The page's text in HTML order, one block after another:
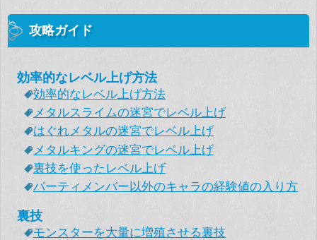
攻略ガイド
効率的なレベル上げ方法
効率的なレベル上げ方法
メタルスライムの迷宮でレベル上げ
はぐれメタルの迷宮でレベル上げ
メタルキングの迷宮でレベル上げ
裏技を使ったレベル上げ
パーティメンバー以外のキャラの経験値の入り方
裏技
モンスターを大量に増殖させる裏技